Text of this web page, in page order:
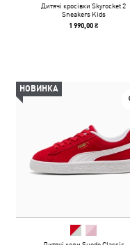
Дитячі кросівки Skyrocket 2
Sneakers Kids
1 990,00 ₴
НОВИНКА